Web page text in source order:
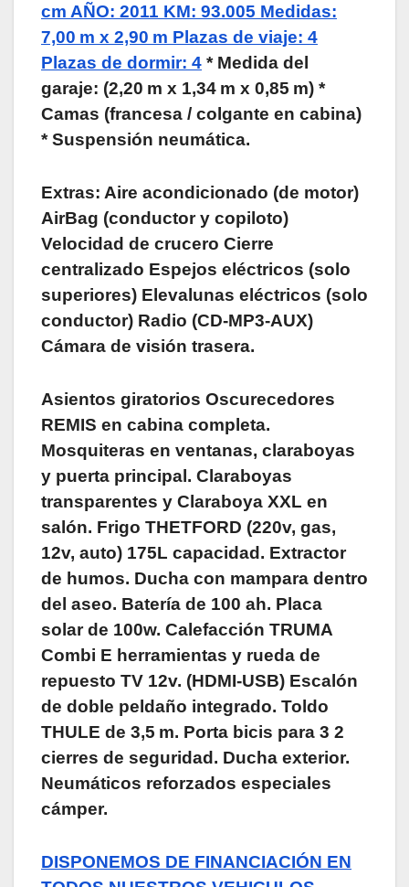
cm AÑO: 2011 KM: 93.005 Medidas:
7,00 m x 2,90 m Plazas de viaje: 4
Plazas de dormir: 4 * Medida del
garaje: (2,20 m x 1,34 m x 0,85 m) *
Camas (francesa / colgante en cabina)
* Suspensión neumática.
Extras: Aire acondicionado (de motor)
AirBag (conductor y copiloto)
Velocidad de crucero Cierre
centralizado Espejos eléctricos (solo
superiores) Elevalunas eléctricos (solo
conductor) Radio (CD-MP3-AUX)
Cámara de visión trasera.
Asientos giratorios Oscurecedores
REMIS en cabina completa.
Mosquiteras en ventanas, claraboyas
y puerta principal. Claraboyas
transparentes y Claraboya XXL en
salón. Frigo THETFORD (220v, gas,
12v, auto) 175L capacidad. Extractor
de humos. Ducha con mampara dentro
del aseo. Batería de 100 ah. Placa
solar de 100w. Calefacción TRUMA
Combi E herramientas y rueda de
repuesto TV 12v. (HDMI-USB) Escalón
de doble peldaño integrado. Toldo
THULE de 3,5 m. Porta bicis para 3 2
cierres de seguridad. Ducha exterior.
Neumáticos reforzados especiales
cámper.
DISPONEMOS DE FINANCIACIÓN EN